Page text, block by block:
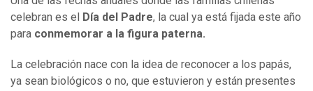
celebran es el
Día del Padre, la cual ya está fijada este año
para conmemorar a la figura paterna.
La celebración nace con la idea de reconocer a los papás,
ya sean biológicos o no, que estuvieron y están presentes